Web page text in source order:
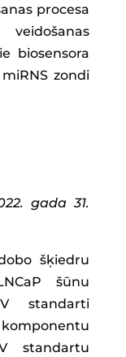
procesa
biosensora
zondi
gada 31.
šķiedru
šūnu
standarti
komponentu
standartu